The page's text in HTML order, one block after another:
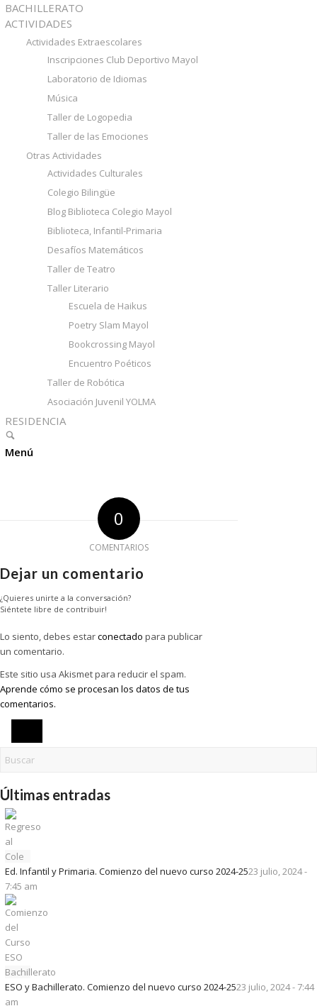
BACHILLERATO
ACTIVIDADES
Actividades Extraescolares
Inscripciones Club Deportivo Mayol
Laboratorio de Idiomas
Música
Taller de Logopedia
Taller de las Emociones
Otras Actividades
Actividades Culturales
Colegio Bilingüe
Blog Biblioteca Colegio Mayol
Biblioteca, Infantil-Primaria
Desafíos Matemáticos
Taller de Teatro
Taller Literario
Escuela de Haikus
Poetry Slam Mayol
Bookcrossing Mayol
Encuentro Poéticos
Taller de Robótica
Asociación Juvenil YOLMA
RESIDENCIA
Menú
0
COMENTARIOS
Dejar un comentario
¿Quieres unirte a la conversación?
Siéntete libre de contribuir!
Lo siento, debes estarconectado para publicar
un comentario.
Este sitio usa Akismet para reducir el spam.
Aprende cómo se procesan los datos de tus
comentarios.
Últimas entradas
Ed. Infantil y Primaria. Comienzo del nuevo curso 2024-2523 julio, 2024 -
7:45 am
ESO y Bachillerato. Comienzo del nuevo curso 2024-2523 julio, 2024 - 7:44
am